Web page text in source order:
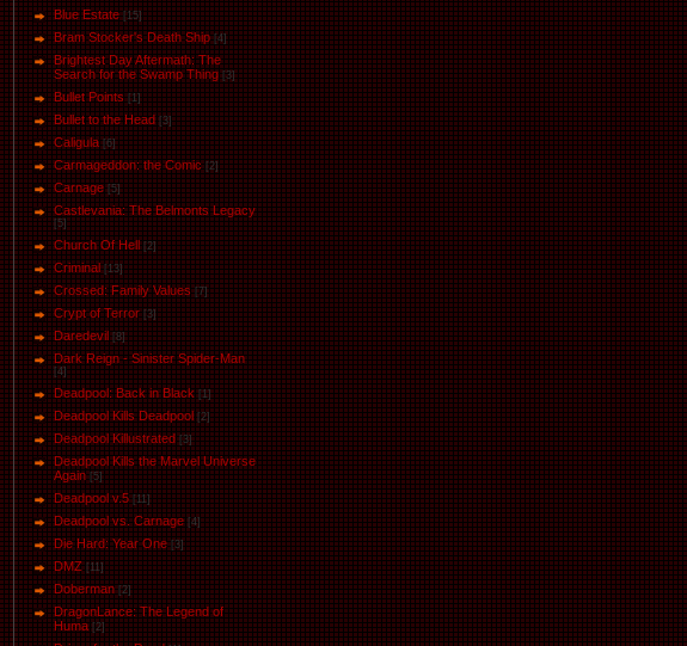
Blue Estate [15]
Bram Stocker's Death Ship [4]
Brightest Day Aftermath: The
Search for the Swamp Thing [3]
Bullet Points [1]
Bullet to the Head [3]
Caligula [6]
Carmageddon: the Comic [2]
Carnage [5]
Castlevania: The Belmonts Legacy
[5]
Church Of Hell [2]
Criminal [13]
Crossed: Family Values [7]
Crypt of Terror [3]
Daredevil [8]
Dark Reign - Sinister Spider-Man
[4]
Deadpool: Back in Black [1]
Deadpool Kills Deadpool [2]
Deadpool Killustrated [3]
Deadpool Kills the Marvel Universe
Again [5]
Deadpool v.5 [11]
Deadpool vs. Carnage [4]
Die Hard: Year One [3]
DMZ [11]
Doberman [2]
DragonLance: The Legend of
Huma [2]